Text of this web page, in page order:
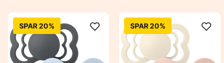
SPAR 20% SPAR 20%